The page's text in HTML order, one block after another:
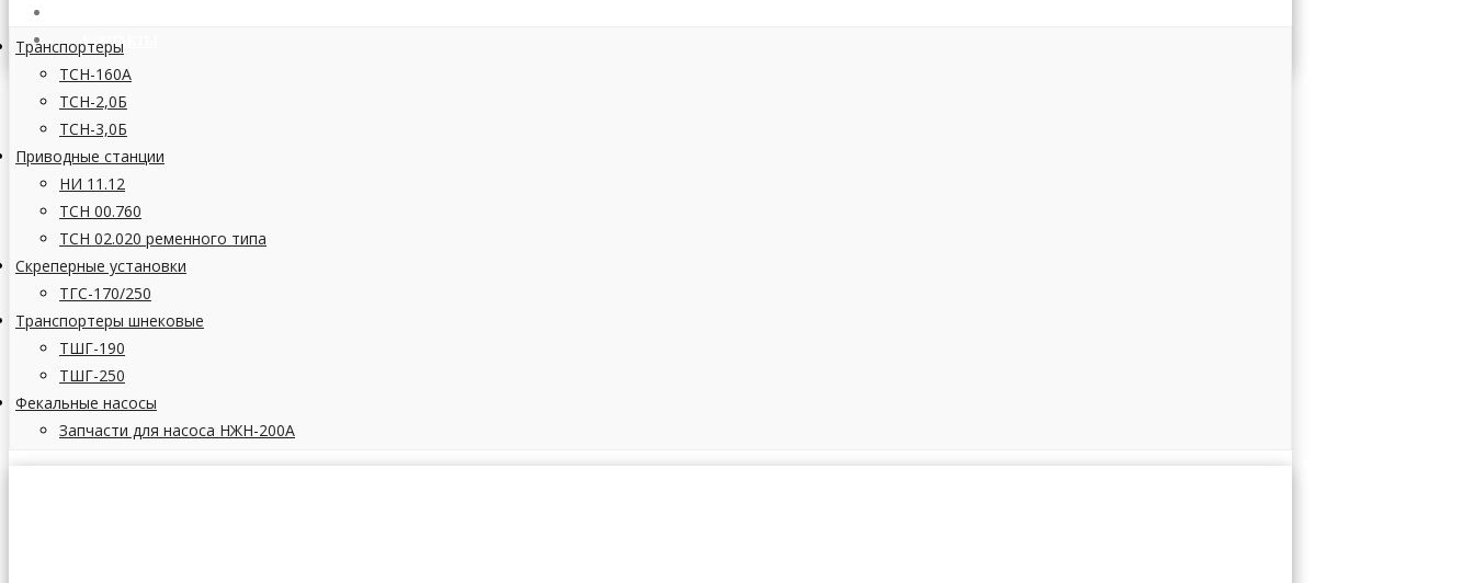
КОНТАКТЫ
Транспортеры
ТСН-160А
ТСН-2,0Б
ТСН-3,0Б
Приводные станции
НИ 11.12
ТСН 00.760
ТСН 02.020 ременного типа
Скреперные установки
ТГС-170/250
Транспортеры шнековые
ТШГ-190
ТШГ-250
Фекальные насосы
Запчасти для насоса НЖН-200А